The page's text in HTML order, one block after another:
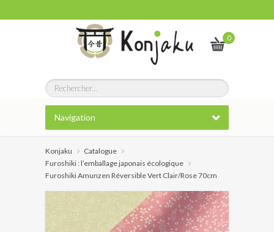
0
Navigation
Konjaku
Catalogue
Furoshiki : l’emballage japonais écologique
Furoshiki Amunzen Réversible Vert Clair/Rose 70cm